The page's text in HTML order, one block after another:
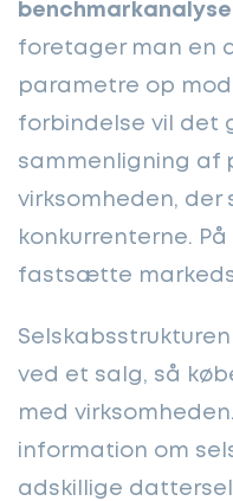
benchmarkanalyse
foretager man en
parametre op
forbindelse vil det
sammenligning af
virksomheden,
konkurrenterne.
fastsætte
ved et salg, så
med
information om
adskillige